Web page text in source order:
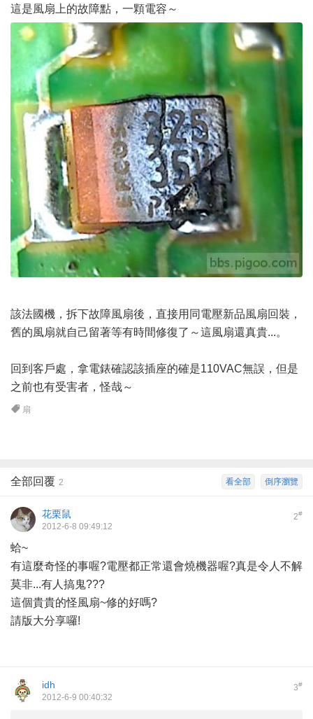
這是風扇上的故障點，一顆電容～
該法國機，拆下故障風扇後，直接用同電壓新品風扇回裝，
舊的風扇就自己留著等有時間修復了～這風扇還真貴...。
回到客戶處，拿電錶確認該插座的確是110VAC無誤，但是
之前也有受害者，怪哉～
扇
倒序瀏覽
看全部
全部回覆 2
2#
花栗鼠
2012-6-8 09:49:12
蛤~
有這麼奇怪的事喔?電壓都正常還會燒機器喔?真是令人不解
莫非...有人搞鬼???
這個貴貴的怪風扇~修的好嗎?
請版大分享囉!
3#
idh
2012-6-9 00:40:32